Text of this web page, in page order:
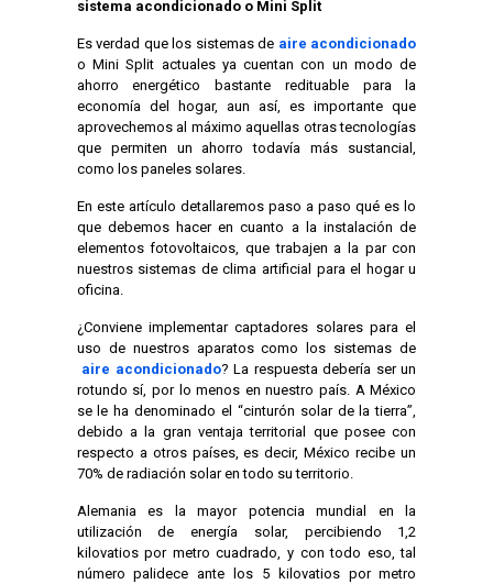
sistema acondicionado o Mini Split
Es verdad que los sistemas de aire acondicionado
o Mini Split actuales ya cuentan con un modo de
ahorro energético bastante redituable para la
economía del hogar, aun así, es importante que
aprovechemos al máximo aquellas otras tecnologías
que permiten un ahorro todavía más sustancial,
como los paneles solares.
En este artículo detallaremos paso a paso qué es lo
que debemos hacer en cuanto a la instalación de
elementos fotovoltaicos, que trabajen a la par con
nuestros sistemas de clima artificial para el hogar u
oficina.
¿Conviene implementar captadores solares para el
uso de nuestros aparatos como los sistemas de
aire acondicionado? La respuesta debería ser un
rotundo sí, por lo menos en nuestro país. A México
se le ha denominado el “cinturón solar de la tierra”,
debido a la gran ventaja territorial que posee con
respecto a otros países, es decir, México recibe un
70% de radiación solar en todo su territorio.
Alemania es la mayor potencia mundial en la
utilización de energía solar, percibiendo 1,2
kilovatios por metro cuadrado, y con todo eso, tal
número palidece ante los 5 kilovatios por metro